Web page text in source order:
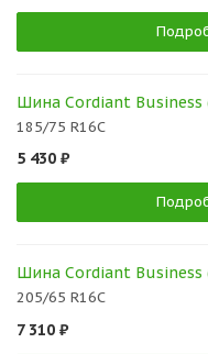
Шина Cordiant Business
185/75 R16C
5 430 ₽
Шина Cordiant Business
205/65 R16C
7 310 ₽